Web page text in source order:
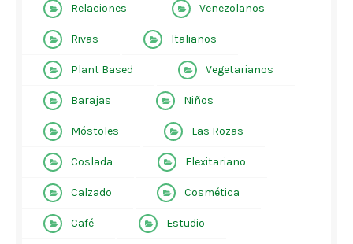
Relaciones Venezolanos
Rivas Italianos
Plant Based Vegetarianos
Barajas Niños
Móstoles Las Rozas
Coslada Flexitariano
Calzado Cosmética
Café Estudio